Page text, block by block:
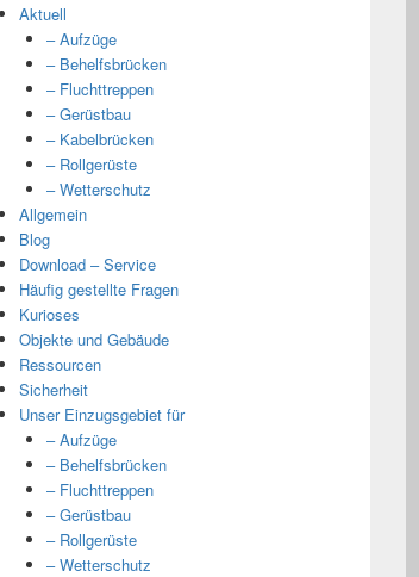
Aktuell
– Aufzüge
– Behelfsbrücken
– Fluchttreppen
– Gerüstbau
– Kabelbrücken
– Rollgerüste
– Wetterschutz
Allgemein
Blog
Download – Service
Häufig gestellte Fragen
Kurioses
Objekte und Gebäude
Ressourcen
Sicherheit
Unser Einzugsgebiet für
– Aufzüge
– Behelfsbrücken
– Fluchttreppen
– Gerüstbau
– Rollgerüste
– Wetterschutz